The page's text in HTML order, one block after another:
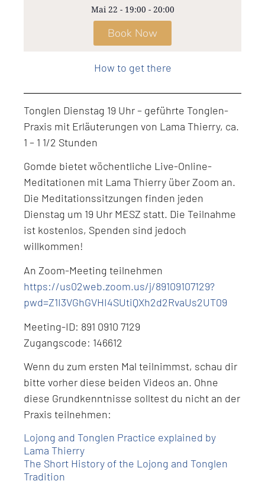
Mai 22 - 19:00 - 20:00
Book Now
How to get there
Tonglen Dienstag 19 Uhr – geführte Tonglen-
Praxis mit Erläuterungen von Lama Thierry, ca.
1 – 1 1/2 Stunden
Gomde bietet wöchentliche Live-Online-
Meditationen mit Lama Thierry über Zoom an.
Die Meditationssitzungen finden jeden
Dienstag um 19 Uhr MESZ statt. Die Teilnahme
ist kostenlos, Spenden sind jedoch
willkommen!
An Zoom-Meeting teilnehmen
https://us02web.zoom.us/j/89109107129?
pwd=Z1I3VGhGVHI4SUtiQXh2d2RvaUs2UT09
Meeting-ID: 891 0910 7129
Zugangscode: 146612
Wenn du zum ersten Mal teilnimmst, schau dir
bitte vorher diese beiden Videos an. Ohne
diese Grundkenntnisse solltest du nicht an der
Praxis teilnehmen:
Lojong and Tonglen Practice explained by
Lama Thierry
The Short History of the Lojong and Tonglen
Tradition